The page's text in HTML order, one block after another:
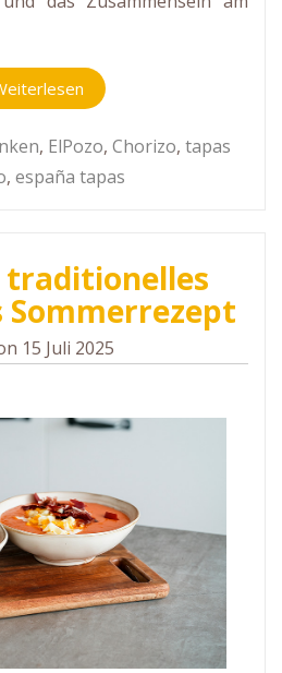
, ElPozo, Chorizo, tapas
, españa tapas
traditionelles
Sommerrezept
15 Juli 2025